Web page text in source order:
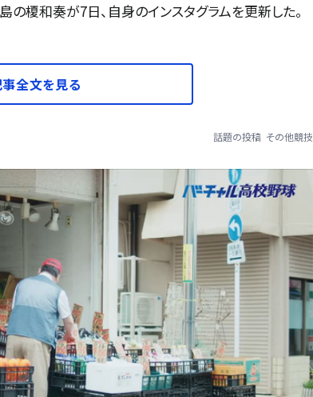
の榎和奏が7日、自身のインスタグラムを更新した。
全文を見る
話題の投稿 その他競技